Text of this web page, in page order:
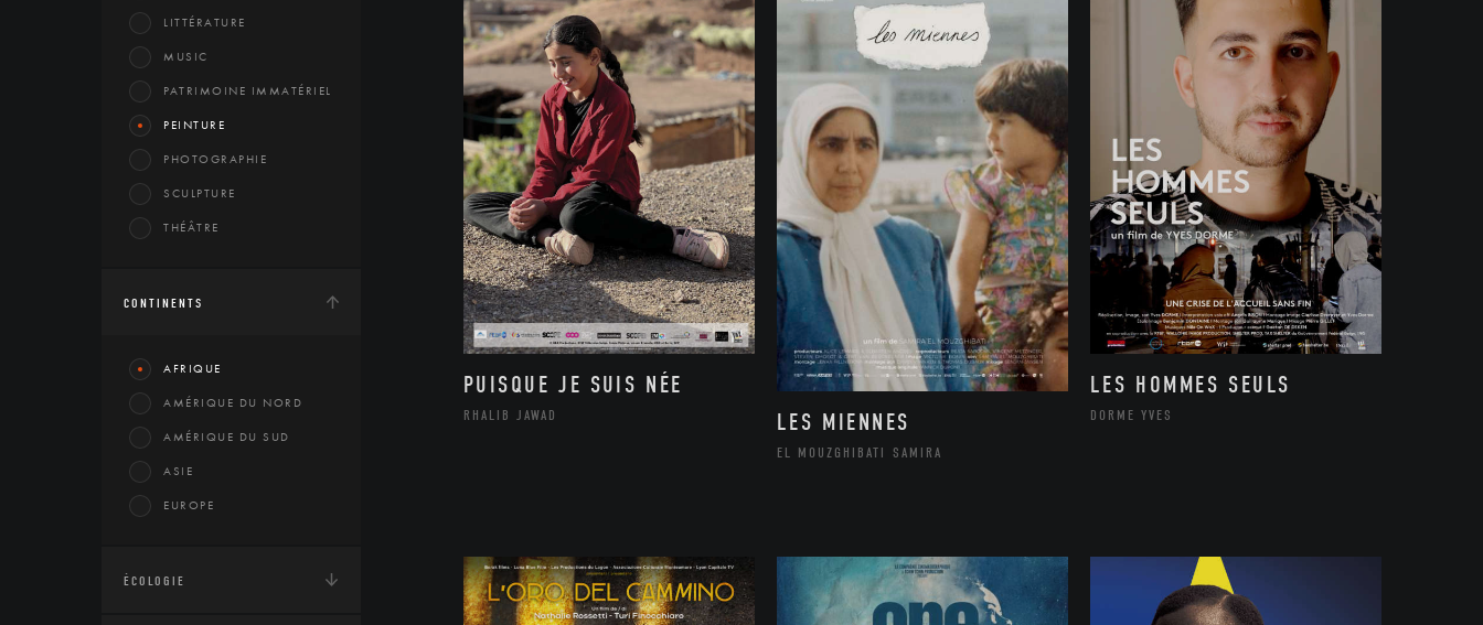
LITTÉRATURE
MUSIC
PATRIMOINE IMMATÉRIEL
PEINTURE
PHOTOGRAPHIE
SCULPTURE
THÉÂTRE
CONTINENTS
AFRIQUE
AMÉRIQUE DU NORD
AMÉRIQUE DU SUD
ASIE
EUROPE
ÉCOLOGIE
PUISQUE JE SUIS NÉE
RHALIB JAWAD LES MIENNES
EL MOUZGHIBATI SAMIRA
LES HOMMES SEULS
DORME YVES